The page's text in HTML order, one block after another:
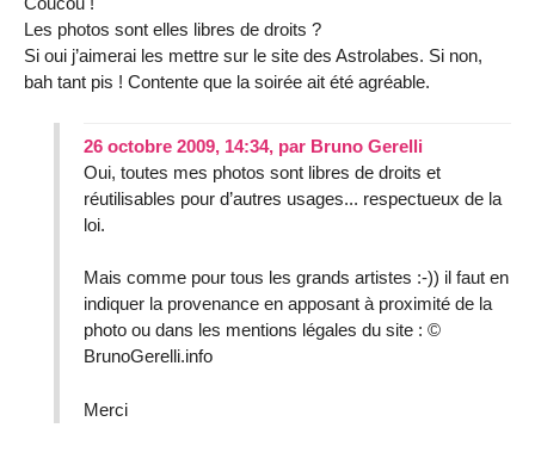
Les photos sont elles libres de droits ?
Si oui j’aimerai les mettre sur le site des Astrolabes. Si non,
bah tant pis ! Contente que la soirée ait été agréable.
26 octobre 2009, 14:34, par Bruno Gerelli
Oui, toutes mes photos sont libres de droits et
réutilisables pour d’autres usages... respectueux de la
loi.
Mais comme pour tous les grands artistes :-)) il faut en
indiquer la provenance en apposant à proximité de la
photo ou dans les mentions légales du site : ©
BrunoGerelli.info
Merci